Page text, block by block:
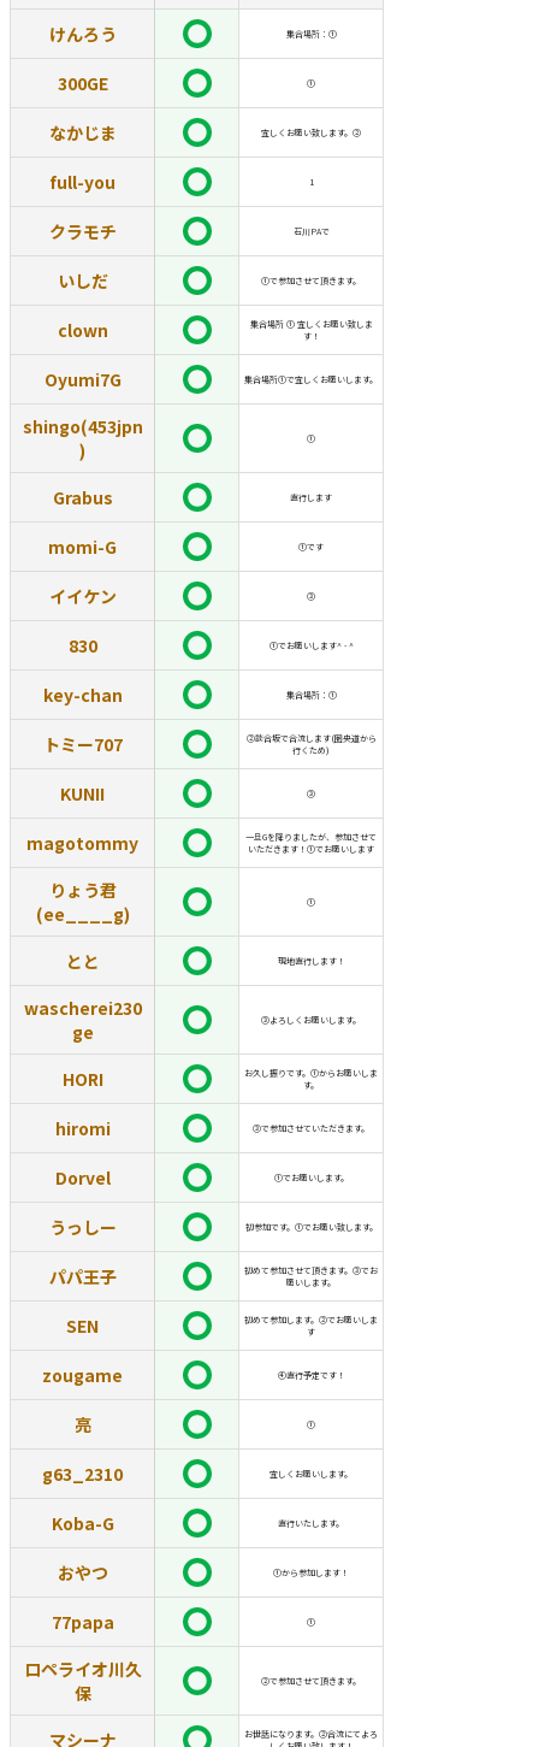
けんろう 集合場所：①
300GE ①
なかじま 宜しくお願い致します。②
full-you 1
クラモチ 石川PAで
いしだ ①で参加させて頂きます。
clown
集合場所 ① 宜しくお願い致しま
す！
Oyumi7G 集合場所①で宜しくお願いします。
shingo(453jpn
)
①
Grabus 直行します
momi-G ①です
イイケン ③
830 ①でお願いします^ - ^
key-chan 集合場所：①
トミー707
②談合坂で合流します(圏央道から
行くため)
KUNII ③
magotommy
一旦Gを降りましたが、参加させて
いただきます！①でお願いします
りょう君
(ee____g)
①
とと 現地直行します！
wascherei230
ge
③よろしくお願いします。
HORI
お久し振りです。①からお願いしま
す。
hiromi ③で参加させていただきます。
Dorvel ①でお願いします。
うっしー 初参加です。①でお願い致します。
パパ王子
初めて参加させて頂きます。③でお
願いします。
SEN
初めて参加します。②でお願いしま
す
zougame ④直行予定です！
亮 ①
g63_2310 宜しくお願いします。
Koba-G 直行いたします。
おやつ ①から参加します！
77papa ①
ロペライオ川久
保
②で参加させて頂きます。
マシーナ
お世話になります。②合流にてよろ